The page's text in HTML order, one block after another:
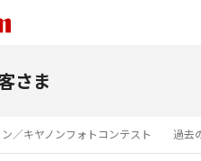
さま
／キヤノンフォトコンテスト 過去